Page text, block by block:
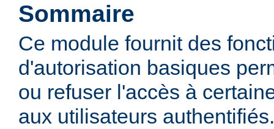
Sommaire
Ce module fournit des
d'autorisation basiques
ou refuser l'accès à
aux utilisateurs